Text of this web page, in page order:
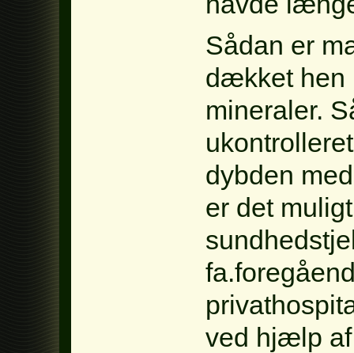
Sådan er
dækket hen
mineraler.
dybden
er det
ved hjælp